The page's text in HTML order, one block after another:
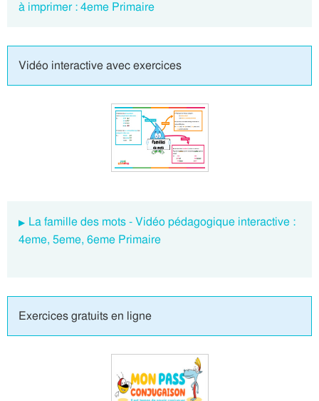
à imprimer : 4eme Primaire
Vidéo interactive avec exercices
La famille des mots - Vidéo pédagogique interactive :
4eme, 5eme, 6eme Primaire
Exercices gratuits en ligne